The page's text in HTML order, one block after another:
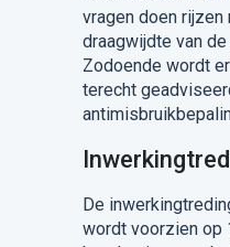
vragen doen rijzen
draagwijdte van
Zodoende wordt
terecht
De
wordt voorzien op